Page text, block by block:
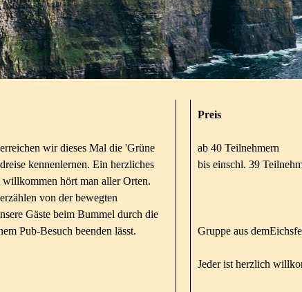
wir dieses Mal die 'Grüne
kennenlernen. Ein herzliches
hört man aller Orten.
von der bewegten
Gäste beim Bummel durch die
Pub-Besuch beenden lässt.
Preis
ab 40 Teilnehmern
bis einschl. 39
Gruppe aus
Jeder ist herzlich